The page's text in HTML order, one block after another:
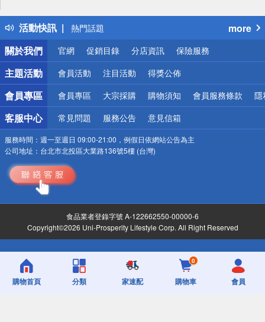
活動快訊
得獎公告
熱門話題
銀行優惠
偏遠地區配送
詐騙網頁！請小心！
more
關於我們
官網 促銷目錄 分店資訊 保險服務
主題活動 會員活動 注目活動 得獎公佈
會員專區 會員專區 大宗採購 購物須知 會員服務條款 隱
客服中心 常見問題 服務公告 意見信箱
服務時間： 週一至週日 09:00-21:00，例假日依網站公告為主
公司地址： 台北市北投區大業路136號5樓 (台灣)
食品業者登錄字號 A-122662550-00000-6
Copyright©2026 Uni-Prosperity Lifestyle Corp. All Right Reserved
購物首頁 分類 家速配
0
購物車 會員